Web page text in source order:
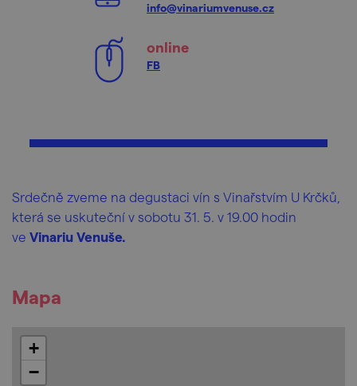
info@vinariumvenuse.cz
online
FB
Srdečně zveme na degustaci vín s Vinařstvím U Krčků,
která se uskuteční v sobotu 31. 5. v 19.00 hodin
ve Vinariu Venuše.
Mapa
+
−